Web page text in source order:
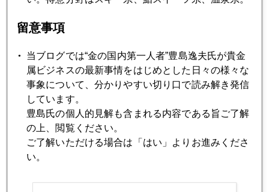
2019年01月28日
金１３００ドル突破
2019年01月25日
米国経済、減速か失速か
中国の金準備増強
留意事項
当ブログでは“金の国内第一人者”豊島逸夫氏が貴金
属ビジネスの最新事情をはじめとした日々の様々な
事象について、分かりやすい切り口で読み解き発信
しています。
豊島氏の個人的見解も含まれる内容である旨ご了解
の上、閲覧ください。
ご了解いただける場合は「はい」よりお進みくださ
い。